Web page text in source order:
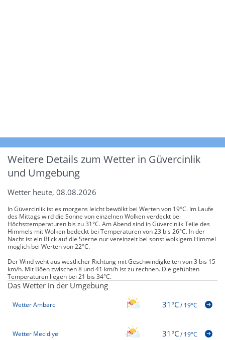
Weitere Details zum Wetter in Güvercinlik
und Umgebung
Wetter heute, 08.08.2026
In Güvercinlik ist es morgens leicht bewölkt bei Werten von 19°C. Im Laufe
des Mittags wird die Sonne von einzelnen Wolken verdeckt bei
Höchsttemperaturen bis zu 31°C. Am Abend sind in Güvercinlik Teile des
Himmels mit Wolken bedeckt bei Temperaturen von 23 bis 26°C. In der
Nacht ist ein Blick auf die Sterne nur vereinzelt bei sonst wolkigem Himmel
möglich bei Werten von 22°C.
Der Wind weht aus westlicher Richtung mit Geschwindigkeiten von 3 bis 15
km/h. Mit Böen zwischen 8 und 41 km/h ist zu rechnen. Die gefühlten
Temperaturen liegen bei 21 bis 34°C.
Das Wetter in der Umgebung
Wetter Ambarcı 31°C/19°C
Wetter Mecidiye 31°C/19°C